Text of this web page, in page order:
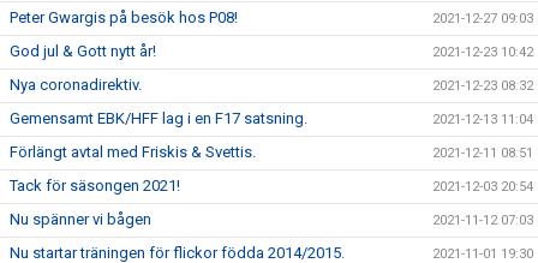
Peter Gwargis på besök hos P08! 2021-12-27 09:03
God jul & Gott nytt år! 2021-12-23 10:42
Nya coronadirektiv. 2021-12-23 08:32
Gemensamt EBK/HFF lag i en F17 satsning. 2021-12-13 11:04
Förlängt avtal med Friskis & Svettis. 2021-12-11 08:51
Tack för säsongen 2021! 2021-12-03 20:54
Nu spänner vi bågen 2021-11-12 07:03
Nu startar träningen för flickor födda 2014/2015. 2021-11-01 19:30